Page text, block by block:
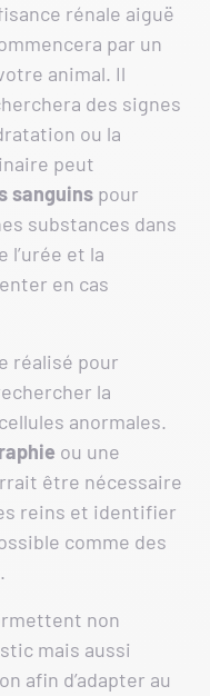
rénale aiguë
par un
animal. Il
des signes
ou la
peut
sanguins pour
substances dans
l’urée et la
en cas
réalisé pour
la
anormales.
ou une
être nécessaire
reins et identifier
comme des
non
mais aussi
afin d’adapter au